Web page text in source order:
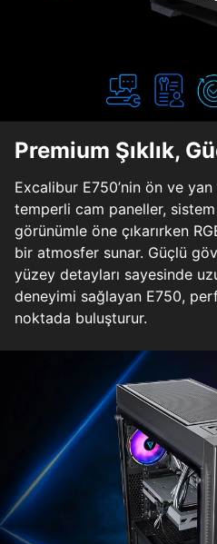
Premium Şıklık,
Excalibur E750’nin ön ve
temperli cam paneller,
görünümle öne çıkarırken
bir atmosfer sunar. Güçlü
yüzey detayları sayesinde
deneyimi sağlayan E750,
noktada buluşturur.